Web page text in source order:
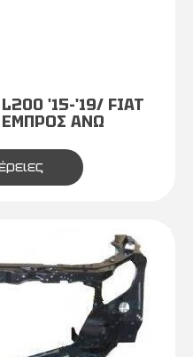
'15-'19/ FIAT
ΕΜΠΡΟΣ ΑΝΩ